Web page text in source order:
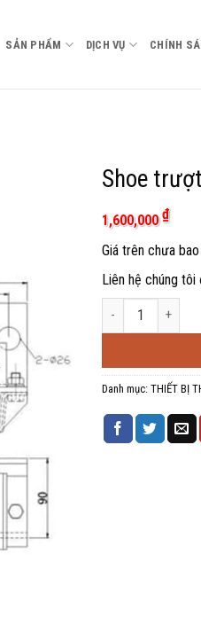
SẢN PHẨM DỊCH VỤ CHÍNH
Shoe
1,600,000₫
Giá trên chưa
Liên hệ chúng
Shoe trượt T50 số
Danh mục: THIẾT BỊ